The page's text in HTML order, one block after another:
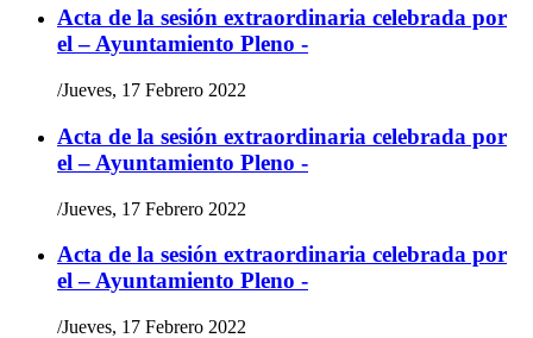
Acta de la sesión extraordinaria celebrada por
el – Ayuntamiento Pleno -
/Jueves, 17 Febrero 2022
Acta de la sesión extraordinaria celebrada por
el – Ayuntamiento Pleno -
/Jueves, 17 Febrero 2022
Acta de la sesión extraordinaria celebrada por
el – Ayuntamiento Pleno -
/Jueves, 17 Febrero 2022